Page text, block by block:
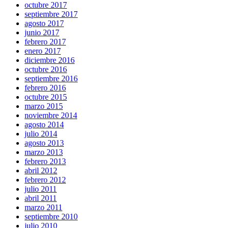
octubre 2017
septiembre 2017
agosto 2017
junio 2017
febrero 2017
enero 2017
diciembre 2016
octubre 2016
septiembre 2016
febrero 2016
octubre 2015
marzo 2015
noviembre 2014
agosto 2014
julio 2014
agosto 2013
marzo 2013
febrero 2013
abril 2012
febrero 2012
julio 2011
abril 2011
marzo 2011
septiembre 2010
julio 2010